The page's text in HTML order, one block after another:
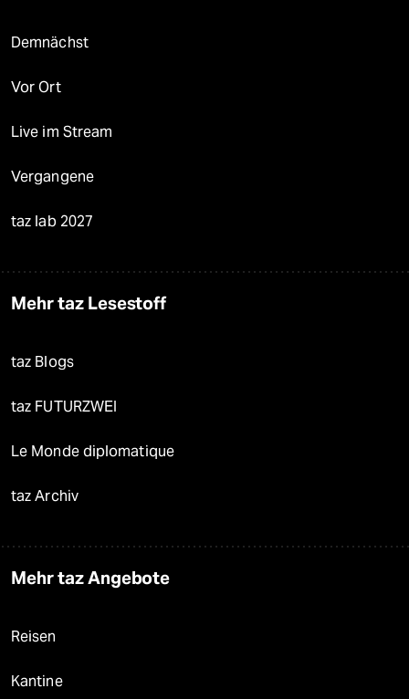
Demnächst
Vor Ort
Live im Stream
Vergangene
taz lab 2027
Mehr taz Lesestoff
taz Blogs
taz FUTURZWEI
Le Monde diplomatique
taz Archiv
Mehr taz Angebote
Reisen
Kantine